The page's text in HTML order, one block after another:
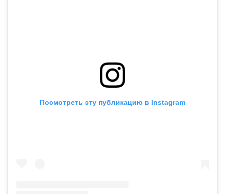
Посмотреть эту публикацию в Instagram